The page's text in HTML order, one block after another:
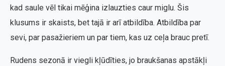
kad saule vēl tikai mēģina izlauzties caur miglu. Šis
klusums ir skaists, bet tajā ir arī atbildība. Atbildība par
sevi, par pasažieriem un par tiem, kas uz ceļa brauc pretī.
Rudens sezonā ir viegli kļūdīties, jo braukšanas apstākļi